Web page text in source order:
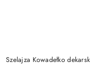
Szelajza Kowadełko